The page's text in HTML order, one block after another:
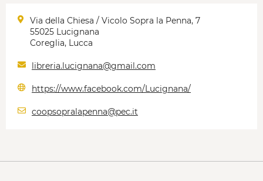
Via della Chiesa / Vicolo Sopra la Penna, 7
55025 Lucignana
Coreglia, Lucca
libreria.lucignana@gmail.com
https://www.facebook.com/Lucignana/
coopsopralapenna@pec.it